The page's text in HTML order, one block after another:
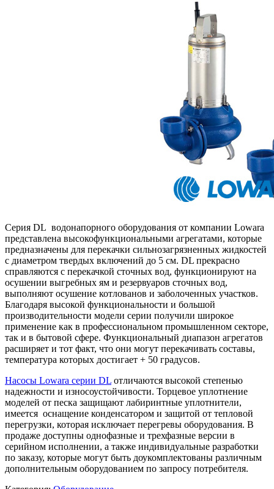
Серия DL водонапорного оборудования от компании Lowara
представлена высокофункциональными агрегатами, которые
предназначены для перекачки сильнозагрязненных жидкостей
с диаметром твердых включений до 5 см. DL прекрасно
справляются с перекачкой сточных вод, функционируют на
осушении выгребных ям и резервуаров сточных вод,
выполняют осушение котлованов и заболоченных участков.
Благодаря высокой функциональности и большой
производительности модели серии получили широкое
применение как в профессиональном промышленном секторе,
так и в бытовой сфере. Функциональный диапазон агрегатов
расширяет и тот факт, что они могут перекачивать составы,
температура которых достигает + 50 градусов.
Насосы Lowara серии DL отличаются высокой степенью
надежности и износоустойчивости. Торцевое уплотнение
моделей от песка защищают лабиринтные уплотнители,
имеется оснащение конденсатором и защитой от тепловой
перегрузки, которая исключает перегревы оборудования. В
продаже доступны однофазные и трехфазные версии в
серийном исполнении, а также индивидуальные разработки
по заказу, которые могут быть доукомплектованы различным
дополнительным оборудованием по запросу потребителя.